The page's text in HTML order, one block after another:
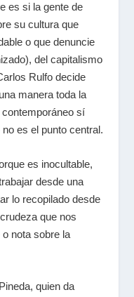
es si la gente de
su cultura que
o que denuncie
del capitalismo
Rulfo decide
manera toda la
sí
es el punto central.
es inocultable,
desde una
lo recopilado desde
que nos
nota sobre la
quien da